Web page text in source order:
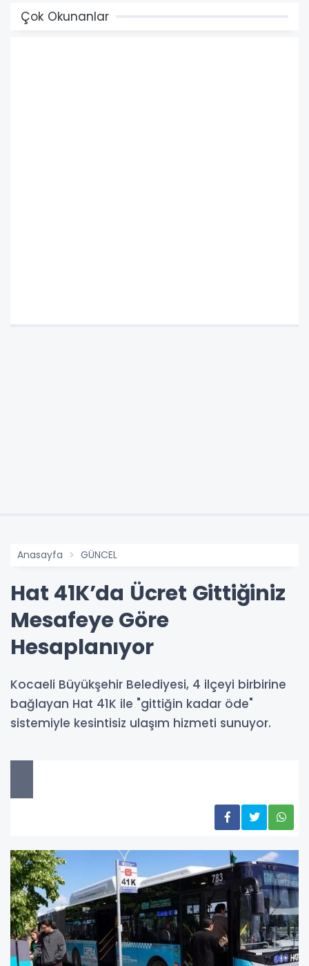
Çok Okunanlar
Anasayfa GÜNCEL
Hat 41K’da Ücret Gittiğiniz
Mesafeye Göre
Hesaplanıyor
Kocaeli Büyükşehir Belediyesi, 4 ilçeyi birbirine
bağlayan Hat 41K ile "gittiğin kadar öde"
sistemiyle kesintisiz ulaşım hizmeti sunuyor.